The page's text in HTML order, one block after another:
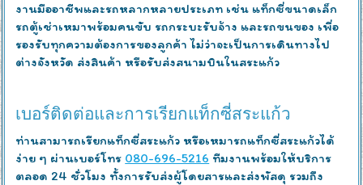
งานมืออาชีพและรถหลากหลายประเภท เช่น แท็กซี่ขนาดเล็ก
รถตู้เช่าเหมาพร้อมคนขับ รถกระบะรับจ้าง และรถขนของ เพื่อ
รองรับทุกความต้องการของลูกค้า ไม่ว่าจะเป็นการเดินทางไป
ต่างจังหวัด ส่งสินค้า หรือรับส่งสนามบินในสระแก้ว
เบอร์ติดต่อและการเรียกแท็กซี่สระแก้ว
ท่านสามารถเรียกแท็กซี่สระแก้ว หรือเหมารถแท็กซี่สระแก้วได้
ง่าย ๆ ผ่านเบอร์โทร 080-696-5216 ทีมงานพร้อมให้บริการ
ตลอด 24 ชั่วโมง ทั้งการรับส่งผู้โดยสารและส่งพัสดุ รวมถึง